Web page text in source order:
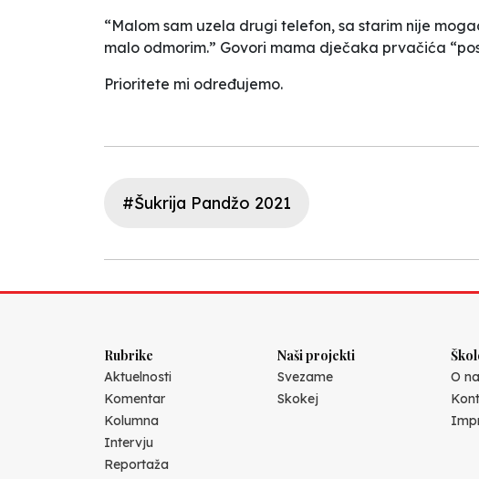
“Malom sam uzela drugi telefon, sa starim nije
malo odmorim.” Govori mama dječaka prvačića
Prioritete mi određujemo.
#Šukrija Pandžo 2021
Rubrike
Aktuelnosti
Komentar
Kolumna
Intervju
Reportaža
Naši projekti
Svezame
Skokej
O